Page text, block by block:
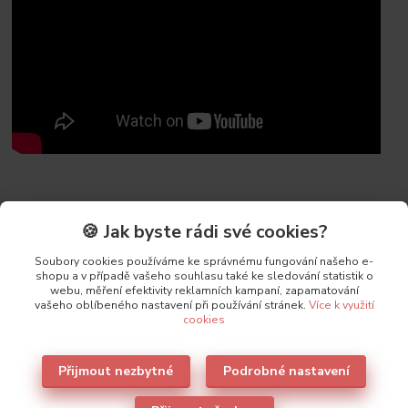
Původ zboží
Parametry
Výrobce Lormar
🍪 Jak byste rádi své cookies?
Soubory cookies používáme ke správnému fungování našeho e-
shopu a v případě vašeho souhlasu také ke sledování statistik o
webu, měření efektivity reklamních kampaní, zapamatování
vašeho oblíbeného nastavení při používání stránek. Více k využití
cookies
Přijmout nezbytné Podrobné nastavení